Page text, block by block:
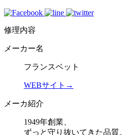
修理内容
メーカー名
フランスベット
WEBサイト→
メーカ紹介
1949年創業、
ずっと守り抜いてきた品質。